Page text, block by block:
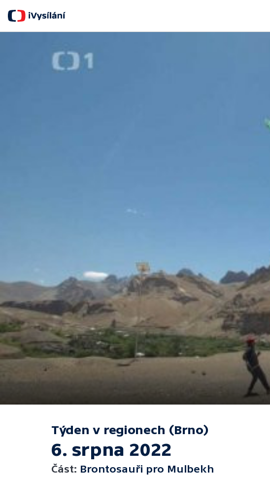
Týden v regionech (Brno)
6. srpna 2022
Část: Brontosauři pro Mulbekh